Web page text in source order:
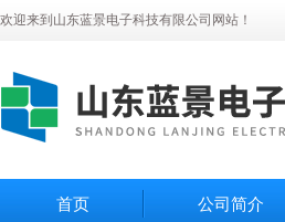
欢迎来到山东蓝景电子科技有限公司网站！
首页 公司简介